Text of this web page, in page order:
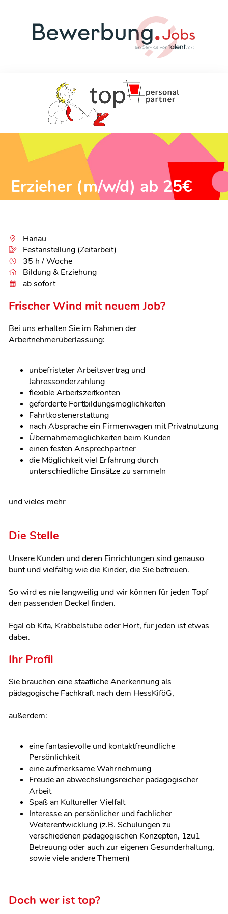
Erzieher (m/w/d) ab 25€
Hanau
Festanstellung (Zeitarbeit)
35 h / Woche
Bildung & Erziehung
ab sofort
Frischer Wind mit neuem Job?
Bei uns erhalten Sie im Rahmen der
Arbeitnehmerüberlassung:
unbefristeter Arbeitsvertrag und
Jahressonderzahlung
flexible Arbeitszeitkonten
geförderte Fortbildungsmöglichkeiten
Fahrtkostenerstattung
nach Absprache ein Firmenwagen mit Privatnutzung
Übernahmemöglichkeiten beim Kunden
einen festen Ansprechpartner
die Möglichkeit viel Erfahrung durch
unterschiedliche Einsätze zu sammeln
und vieles mehr
Die Stelle
Unsere Kunden und deren Einrichtungen sind genauso
bunt und vielfältig wie die Kinder, die Sie betreuen.
So wird es nie langweilig und wir können für jeden Topf
den passenden Deckel finden.
Egal ob Kita, Krabbelstube oder Hort, für jeden ist etwas
dabei.
Ihr Profil
Sie brauchen eine staatliche Anerkennung als
pädagogische Fachkraft nach dem HessKiföG,
außerdem:
eine fantasievolle und kontaktfreundliche
Persönlichkeit
eine aufmerksame Wahrnehmung
Freude an abwechslungsreicher pädagogischer
Arbeit
Spaß an Kultureller Vielfalt
Interesse an persönlicher und fachlicher
Weiterentwicklung (z.B. Schulungen zu
verschiedenen pädagogischen Konzepten, 1zu1
Betreuung oder auch zur eigenen Gesunderhaltung,
sowie viele andere Themen)
Doch wer ist top?